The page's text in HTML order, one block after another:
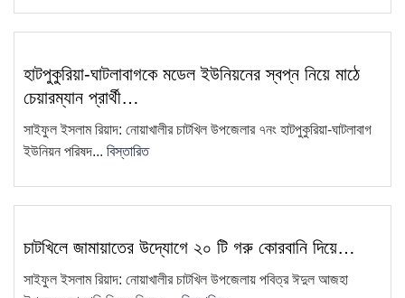
11
প্রতিবাদ—ধান পুড়িয়ে দেওয়ার কর্মসূচি
12
গ্রেফতার করেছে চাটখিলে থানা পুলিশ
13
কমিটি গঠন
15
"দুদক একটি অকার্যকর ও দুর্নীতিগ্রস্ত
প্রতিষ্ঠান"—ব্যারিস্টার মাহবুব উদ্দিন
খোকন
হাটপুকুরিয়া-ঘাটলাবাগকে মডেল ইউনিয়নের স্বপ্ন নিয়ে মাঠে
চেয়ারম্যান প্রার্থী…
সাইফুল ইসলাম রিয়াদ: নোয়াখালীর চাটখিল উপজেলার ৭নং হাটপুকুরিয়া-ঘাটলাবাগ
ইউনিয়ন পরিষদ... বিস্তারিত
চাটখিলে জামায়াতের উদ্যোগে ২০ টি গরু কোরবানি দিয়ে…
সাইফুল ইসলাম রিয়াদ: নোয়াখালীর চাটখিল উপজেলায় পবিত্র ঈদুল আজহা